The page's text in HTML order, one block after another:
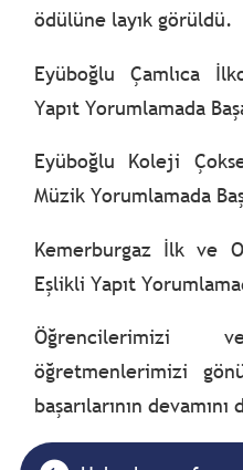
ödülüne layık görüldü.
Eyüboğlu Çamlıca
Yapıt Yorumlamada
Eyüboğlu Koleji
Müzik Yorumlamada
Kemerburgaz İlk ve
Eşlikli Yapıt
öğretmenlerimizi
başarılarının